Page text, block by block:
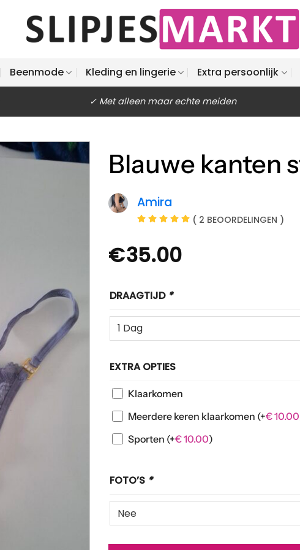
Beenmode Kleding en lingerie Extra persoonlijk
✓ Met alleen maar echte meiden
Blauwe kanten
Amira
( 2 BEOORDELINGEN )
€35.00
DRAAGTIJD *
EXTRA OPTIES
Klaarkomen
Meerdere keren klaarkomen (+€10.00
Sporten (+€10.00)
FOTO’S *